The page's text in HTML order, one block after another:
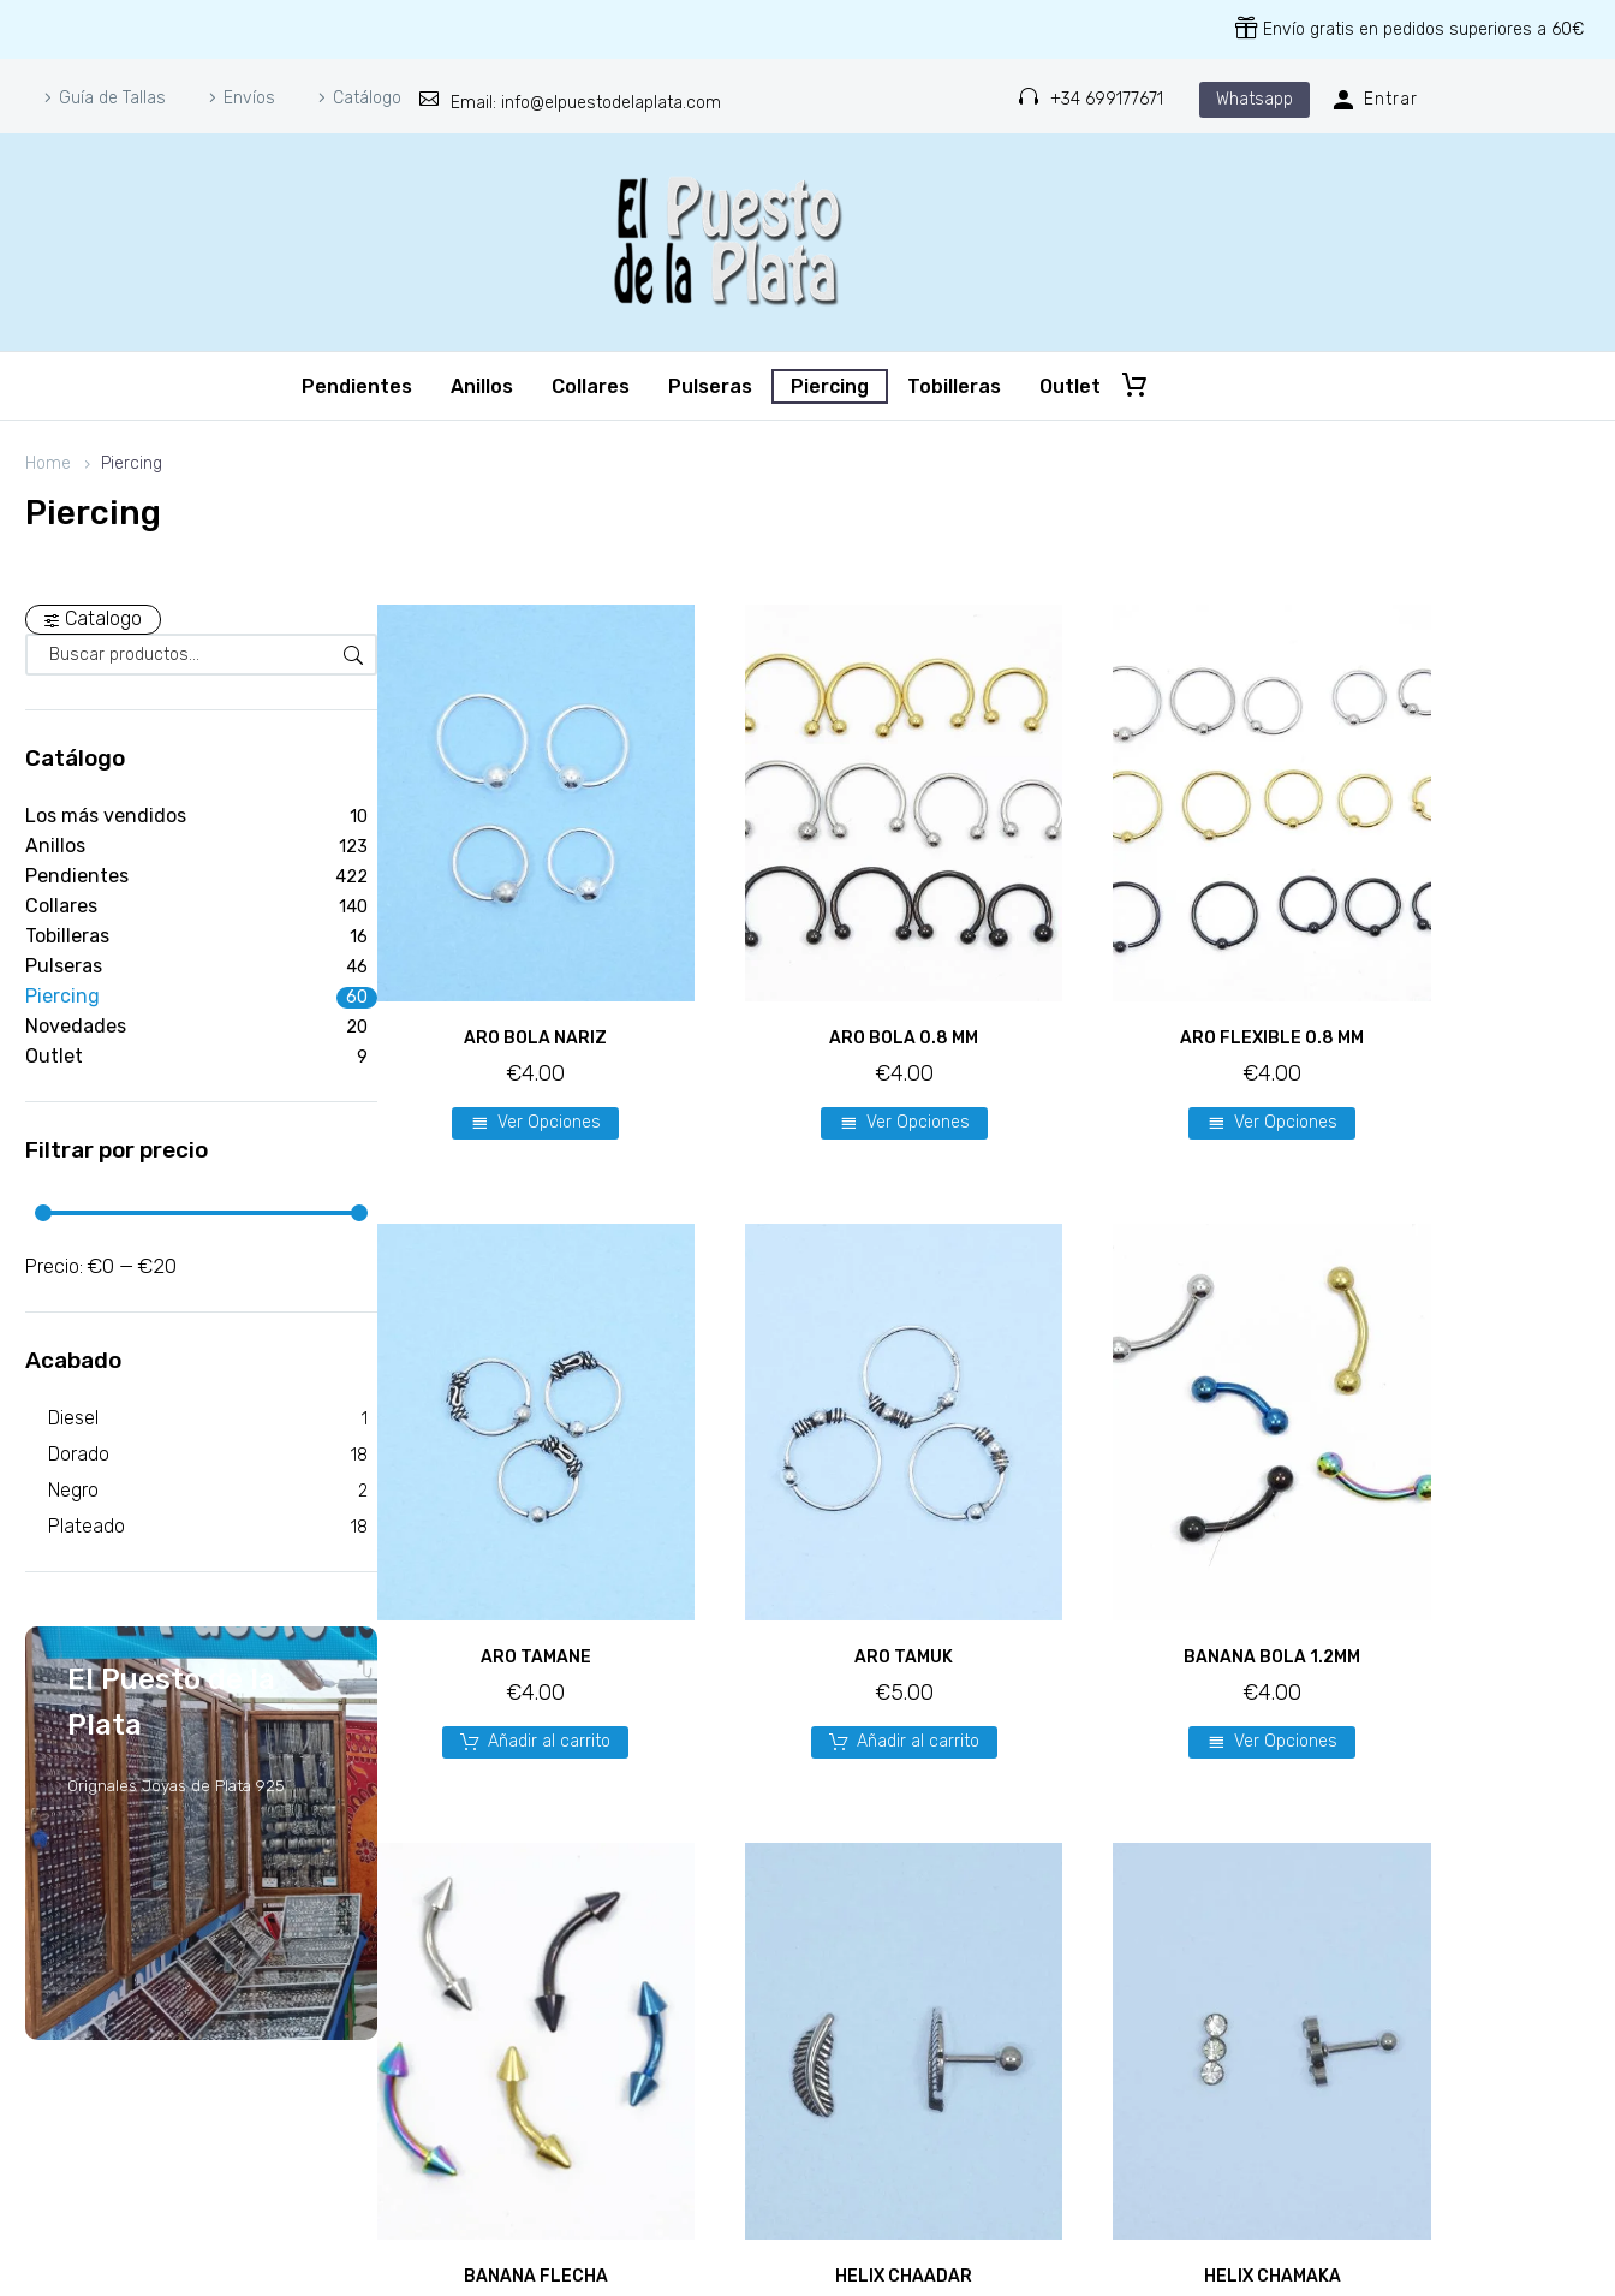
Envío gratis en pedidos superiores a 60€
Guía de Tallas Envíos Catálogo Email: info@elpuestodelaplata.com +34 699177671 Whatsapp Entrar
Pendientes Anillos Collares Pulseras Piercing Tobilleras Outlet
Home Piercing
Piercing
Catalogo
Catálogo
Los más vendidos 10
Anillos 123
Pendientes 422
Collares 140
Tobilleras 16
Pulseras 46
Piercing 60
Novedades 20
Outlet 9
Filtrar por precio
Precio:€0 —€20
Acabado
Diesel 1
Dorado 18
Negro 2
Plateado 18
El Puesto de la
Plata
Orignales Joyas de Plata 925
ARO BOLA NARIZ
€4.00
Ver Opciones
ARO BOLA 0.8 MM
€4.00
Ver Opciones
ARO FLEXIBLE 0.8 MM
€4.00
Ver Opciones
ARO TAMANE
€4.00
Añadir al carrito
ARO TAMUK
€5.00
Añadir al carrito
BANANA BOLA 1.2MM
€4.00
Ver Opciones
BANANA FLECHA HELIX CHAADAR HELIX CHAMAKA